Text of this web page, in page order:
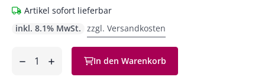
Artikel sofort lieferbar
inkl. 8.1% MwSt. zzgl. Versandkosten
hinzufügen
In den Warenkorb